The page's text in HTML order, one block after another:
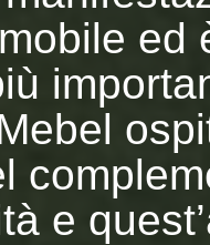
ed
e